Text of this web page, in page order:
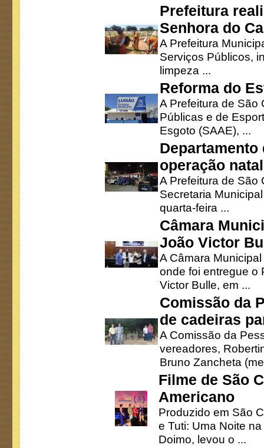
Prefeitura
Senhora do
A Prefeitura
Serviços Públicos,
limpeza ...
Reforma do
A Prefeitura de São
Públicas e de
Esgoto (SAAE), ...
operação
A Prefeitura de São
Secretaria
quarta-feira ...
Câmara
João Victor
A Câmara
onde foi entregue o
Victor Bulle, em ...
Comissão da
de cadeiras
A Comissão da
vereadores,
Bruno Zancheta
Filme de São
Americano
Produzido em São
e Tuti: Uma Noite
Doimo, levou o ...